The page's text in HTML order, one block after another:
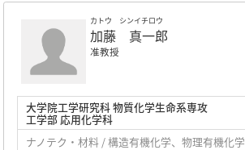
カトウ シンイチロウ
加藤 真一郎
准教授
大学院工学研究科 物質化学生命系専攻
工学部 応用化学科
ナノテク・材料 / 構造有機化学、物理有機化学